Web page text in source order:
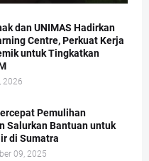
dan UNIMAS Hadirkan
Centre, Perkuat Kerja
untuk Tingkatkan
2026
Pemulihan
Salurkan Bantuan untuk
di Sumatra
09, 2025